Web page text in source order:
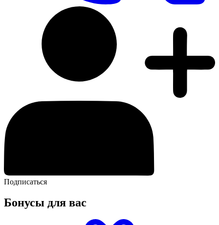
Подписаться
Бонусы для вас